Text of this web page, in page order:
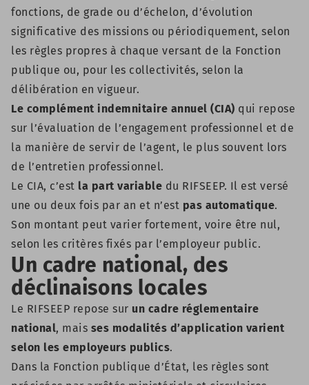
fonctions, de grade ou d’échelon, d’évolution
significative des missions ou périodiquement, selon
les règles propres à chaque versant de la Fonction
publique ou, pour les collectivités, selon la
délibération en vigueur.
Le complément indemnitaire annuel (CIA) qui repose
sur l’évaluation de l’engagement professionnel et de
la manière de servir de l’agent, le plus souvent lors
de l’entretien professionnel.
Le CIA, c’est la part variable du RIFSEEP. Il est versé
une ou deux fois par an et n’est pas automatique.
Son montant peut varier fortement, voire être nul,
selon les critères fixés par l’employeur public.
Un cadre national, des
déclinaisons locales
Le RIFSEEP repose sur un cadre réglementaire
national, mais ses modalités d’application varient
selon les employeurs publics.
Dans la Fonction publique d’État, les règles sont